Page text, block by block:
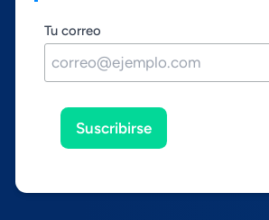
Tu correo
Suscribirse